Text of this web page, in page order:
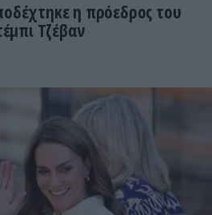
η πρόεδρος του
Τζέβαν